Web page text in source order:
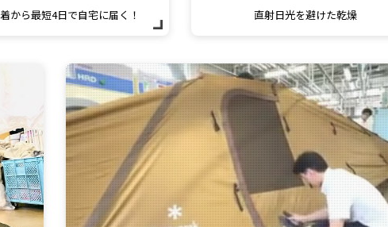
から最短4日で自宅に届く！ 直射日光を避けた乾燥